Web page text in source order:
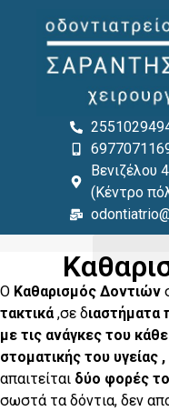
περιεχόμενο
Βενιζέλου
(Κέντρο
Ο Καθαρισμός Δοντιών
τακτικά,σε διαστήματα
με τις ανάγκες του
στοματικής του
απαιτείται δύο φορές
σωστά τα δόντια, δεν